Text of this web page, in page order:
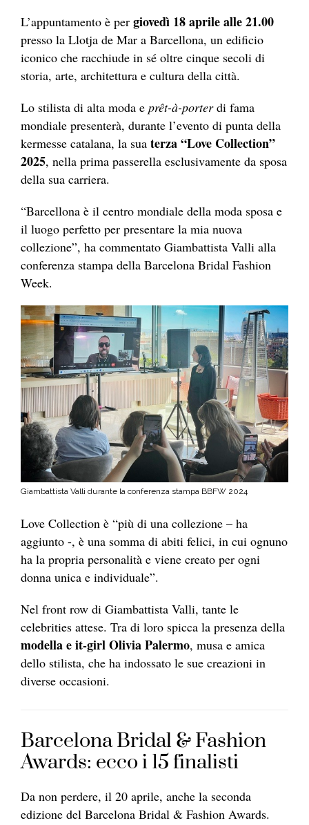
L’appuntamento è per giovedì 18 aprile alle 21.00
presso la Llotja de Mar a Barcellona, un edificio
iconico che racchiude in sé oltre cinque secoli di
storia, arte, architettura e cultura della città.
Lo stilista di alta moda e prêt-à-porterdi fama
mondiale presenterà, durante l’evento di punta della
kermesse catalana, la sua terza “Love Collection”
2025, nella prima passerella esclusivamente da sposa
della sua carriera.
“Barcellona è il centro mondiale della moda sposa e
il luogo perfetto per presentare la mia nuova
collezione”, ha commentato Giambattista Valli alla
conferenza stampa della Barcelona Bridal Fashion
Week.
Giambattista Valli durante la conferenza stampa BBFW 2024
Love Collection è “più di una collezione – ha
aggiunto -, è una somma di abiti felici, in cui ognuno
ha la propria personalità e viene creato per ogni
donna unica e individuale”.
Nel front row di Giambattista Valli, tante le
celebrities attese. Tra di loro spicca la presenza della
modella e it-girl Olivia Palermo, musa e amica
dello stilista, che ha indossato le sue creazioni in
diverse occasioni.
Barcelona Bridal & Fashion
Awards: ecco i 15 finalisti
Da non perdere, il 20 aprile, anche la seconda
edizione del Barcelona Bridal & Fashion Awards.